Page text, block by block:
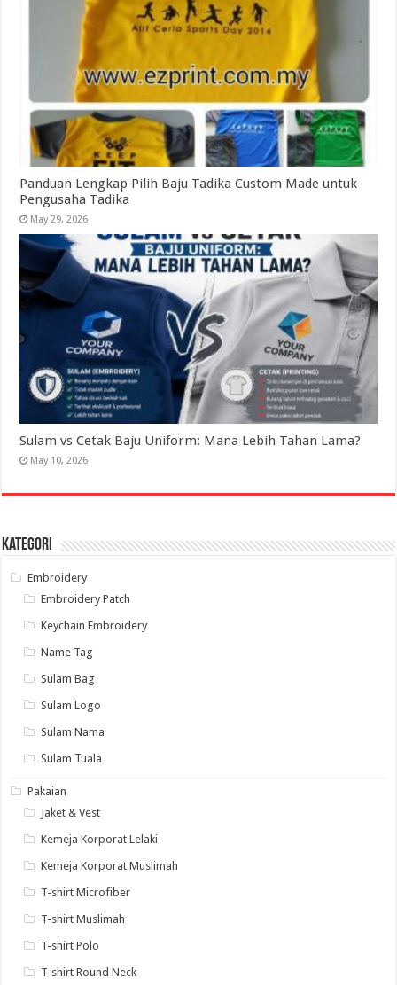
Panduan Lengkap Pilih Baju Tadika Custom Made untuk
Pengusaha Tadika
May 29, 2026
Sulam vs Cetak Baju Uniform: Mana Lebih Tahan Lama?
May 10, 2026
Kategori
Embroidery
Embroidery Patch
Keychain Embroidery
Name Tag
Sulam Bag
Sulam Logo
Sulam Nama
Sulam Tuala
Pakaian
Jaket & Vest
Kemeja Korporat Lelaki
Kemeja Korporat Muslimah
T-shirt Microfiber
T-shirt Muslimah
T-shirt Polo
T-shirt Round Neck